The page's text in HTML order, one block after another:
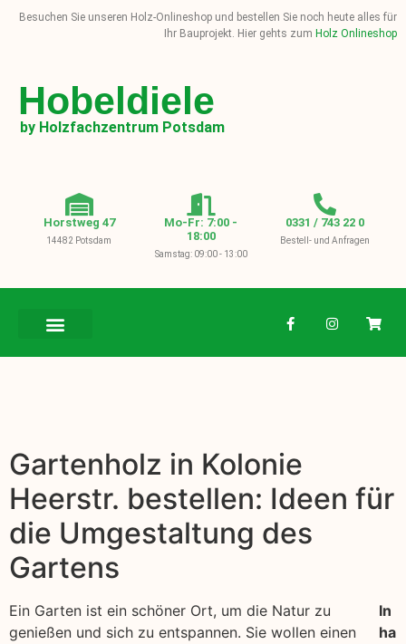
Besuchen Sie unseren Holz-Onlineshop und bestellen Sie noch heute alles für
Ihr Bauprojekt. Hier gehts zum Holz Onlineshop
Hobeldiele
by Holzfachzentrum Potsdam
Horstweg 47
14482 Potsdam
Mo-Fr: 7:00 -
18:00
Samstag: 09:00 - 13:00
0331 / 743 22 0
Bestell- und Anfragen
Gartenholz in Kolonie
Heerstr. bestellen: Ideen für
die Umgestaltung des
Gartens
Ein Garten ist ein schöner Ort, um die Natur zu
genießen und sich zu entspannen. Sie wollen einen
In
ha